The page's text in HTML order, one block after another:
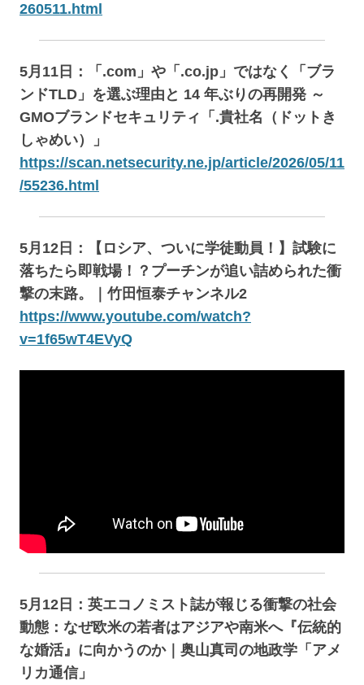
260511.html
5月11日：「.com」や「.co.jp」ではなく「ブラ
ンドTLD」を選ぶ理由と 14 年ぶりの再開発 ～
GMOブランドセキュリティ「.貴社名（ドットき
しゃめい）」
https://scan.netsecurity.ne.jp/article/2026/05/11
/55236.html
5月12日：【ロシア、ついに学徒動員！】試験に
落ちたら即戦場！？プーチンが追い詰められた衝
撃の末路。｜竹田恒泰チャンネル2
https://www.youtube.com/watch?
v=1f65wT4EVyQ
5月12日：英エコノミスト誌が報じる衝撃の社会
動態：なぜ欧米の若者はアジアや南米へ『伝統的
な婚活』に向かうのか｜奥山真司の地政学「アメ
リカ通信」